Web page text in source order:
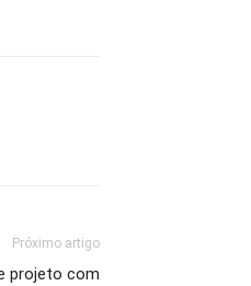
Próximo artigo
projeto com